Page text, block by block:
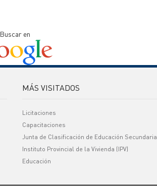
Buscar en
MÁS VISITADOS
Licitaciones
Capacitaciones
Junta de Clasificación de Educación Secundaria
Instituto Provincial de la Vivienda (IPV)
Educación